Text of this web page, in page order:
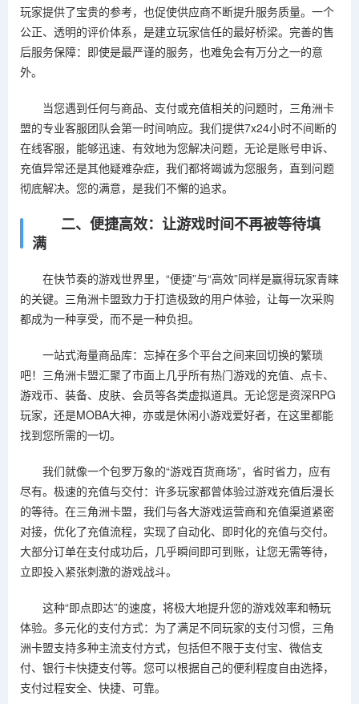
玩家提供了宝贵的参考，也促使供应商不断提升服务质量。一个
公正、透明的评价体系，是建立玩家信任的最好桥梁。完善的售
后服务保障：即使是最严谨的服务，也难免会有万分之一的意
外。
当您遇到任何与商品、支付或充值相关的问题时，三角洲卡
盟的专业客服团队会第一时间响应。我们提供7x24小时不间断的
在线客服，能够迅速、有效地为您解决问题，无论是账号申诉、
充值异常还是其他疑难杂症，我们都将竭诚为您服务，直到问题
彻底解决。您的满意，是我们不懈的追求。
二、便捷高效：让游戏时间不再被等待填
满
在快节奏的游戏世界里，“便捷”与“高效”同样是赢得玩家青睐
的关键。三角洲卡盟致力于打造极致的用户体验，让每一次采购
都成为一种享受，而不是一种负担。
一站式海量商品库：忘掉在多个平台之间来回切换的繁琐
吧！三角洲卡盟汇聚了市面上几乎所有热门游戏的充值、点卡、
游戏币、装备、皮肤、会员等各类虚拟道具。无论您是资深RPG
玩家，还是MOBA大神，亦或是休闲小游戏爱好者，在这里都能
找到您所需的一切。
我们就像一个包罗万象的“游戏百货商场”，省时省力，应有
尽有。极速的充值与交付：许多玩家都曾体验过游戏充值后漫长
的等待。在三角洲卡盟，我们与各大游戏运营商和充值渠道紧密
对接，优化了充值流程，实现了自动化、即时化的充值与交付。
大部分订单在支付成功后，几乎瞬间即可到账，让您无需等待，
立即投入紧张刺激的游戏战斗。
这种“即点即达”的速度，将极大地提升您的游戏效率和畅玩
体验。多元化的支付方式：为了满足不同玩家的支付习惯，三角
洲卡盟支持多种主流支付方式，包括但不限于支付宝、微信支
付、银行卡快捷支付等。您可以根据自己的便利程度自由选择，
支付过程安全、快捷、可靠。